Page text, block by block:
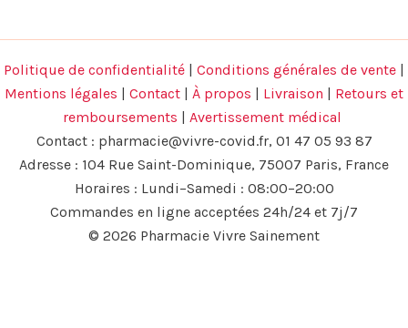
Politique de confidentialité | Conditions générales de vente |
Mentions légales | Contact | À propos | Livraison | Retours et
remboursements | Avertissement médical
Contact : pharmacie@vivre-covid.fr, 01 47 05 93 87
Adresse : 104 Rue Saint-Dominique, 75007 Paris, France
Horaires : Lundi–Samedi : 08:00–20:00
Commandes en ligne acceptées 24h/24 et 7j/7
© 2026 Pharmacie Vivre Sainement